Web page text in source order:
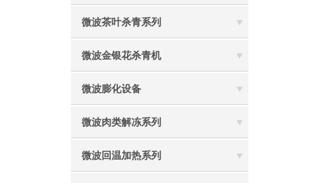
微波茶叶杀青系列
微波金银花杀青机
微波膨化设备
微波肉类解冻系列
微波回温加热系列